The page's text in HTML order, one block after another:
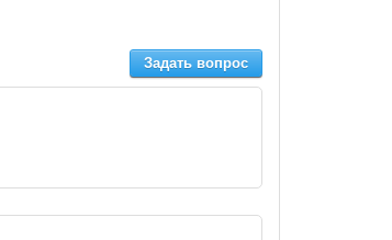
Задать вопрос